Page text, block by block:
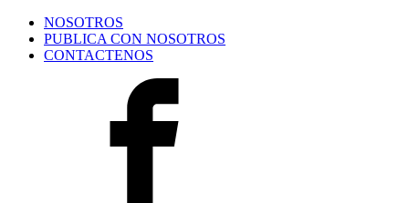
NOSOTROS
PUBLICA CON NOSOTROS
CONTACTENOS